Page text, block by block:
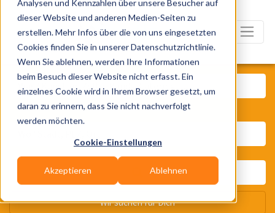
Analysen und Kennzahlen über unsere Besucher auf
dieser Website und anderen Medien-Seiten zu
erstellen. Mehr Infos über die von uns eingesetzten
Cookies finden Sie in unserer Datenschutzrichtlinie.
Wenn Sie ablehnen, werden Ihre Informationen
beim Besuch dieser Website nicht erfasst. Ein
einzelnes Cookie wird in Ihrem Browser gesetzt, um
daran zu erinnern, dass Sie nicht nachverfolgt
werden möchten.
Cookie-Einstellungen
Akzeptieren Ablehnen
Was? Künstler, Zelte, Bands,
Wir suchen für Dich